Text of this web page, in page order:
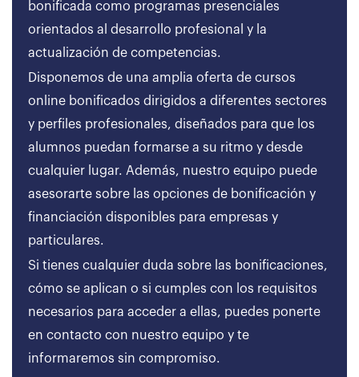
bonificada como programas presenciales
orientados al desarrollo profesional y la
actualización de competencias.
Disponemos de una amplia oferta de cursos
online bonificados dirigidos a diferentes sectores
y perfiles profesionales, diseñados para que los
alumnos puedan formarse a su ritmo y desde
cualquier lugar. Además, nuestro equipo puede
asesorarte sobre las opciones de bonificación y
financiación disponibles para empresas y
particulares.
Si tienes cualquier duda sobre las bonificaciones,
cómo se aplican o si cumples con los requisitos
necesarios para acceder a ellas, puedes ponerte
en contacto con nuestro equipo y te
informaremos sin compromiso.